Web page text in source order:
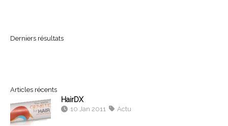
Derniers résultats
Articles récents
HairDX
10 Jan 2011 Actu